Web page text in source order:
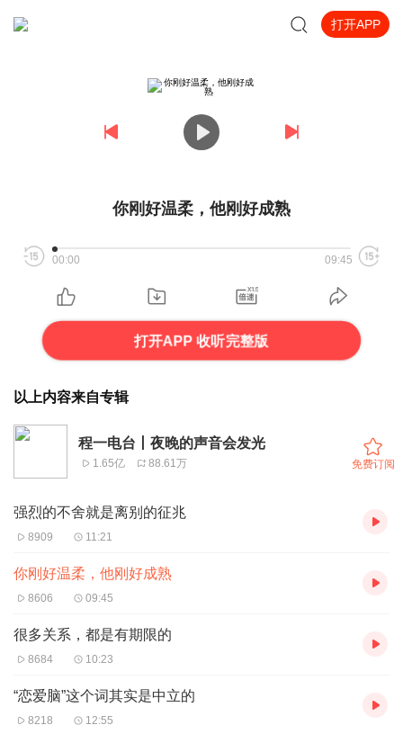
打开APP
你刚好温柔，他刚好成熟
00:00 09:45
打开APP 收听完整版
以上内容来自专辑
程一电台丨夜晚的声音会发光
1.65亿 88.61万 免费订阅
强烈的不舍就是离别的征兆
8909 11:21
你刚好温柔，他刚好成熟
8606 09:45
很多关系，都是有期限的
8684 10:23
“恋爱脑”这个词其实是中立的
8218 12:55